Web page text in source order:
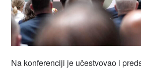
Na konferenciji je učestvovao i